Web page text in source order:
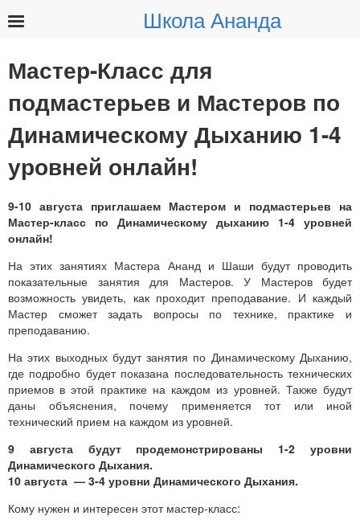
Школа Ананда
Мастер-Класс для
подмастерьев и Мастеров по
Динамическому Дыханию 1-4
уровней онлайн!
9-10 августа приглашаем Мастером и подмастерьев на
Мастер-класс по Динамическому дыханию 1-4 уровней
онлайн!
На этих занятиях Мастера Ананд и Шаши будут проводить
показательные занятия для Мастеров. У Мастеров будет
возможность увидеть, как проходит преподавание. И каждый
Мастер сможет задать вопросы по технике, практике и
преподаванию.
На этих выходных будут занятия по Динамическому Дыханию,
где подробно будет показана последовательность технических
приемов в этой практике на каждом из уровней. Также будут
даны объяснения, почему применяется тот или иной
технический прием на каждом из уровней.
9 августа будут продемонстрированы 1-2 уровни
Динамического Дыхания.
10 августа — 3-4 уровни Динамического Дыхания.
Кому нужен и интересен этот мастер-класс: